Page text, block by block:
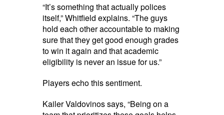
“It’s something that actually polices
itself,” Whitfield explains. “The guys
hold each other accountable to making
sure that they get good enough grades
to win it again and that academic
eligibility is never an issue for us.”
Players echo this sentiment.
Kailer Valdovinos says, “Being on a